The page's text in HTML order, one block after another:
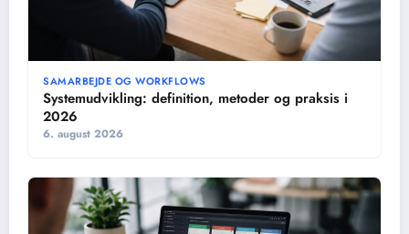
SAMARBEJDE OG WORKFLOWS
Systemudvikling: definition, metoder og praksis i
2026
6. august 2026